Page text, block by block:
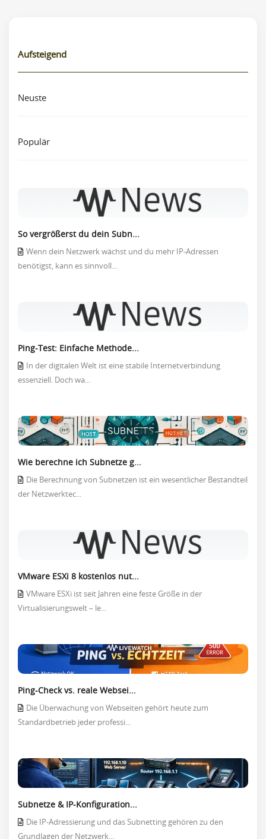
Aufsteigend
Neuste
Populär
So vergrößerst du dein Subn...
Wenn dein Netzwerk wächst und du mehr IP-Adressen
benötigst, kann es sinnvoll...
Ping-Test: Einfache Methode...
In der digitalen Welt ist eine stabile Internetverbindung
essenziell. Doch wa...
Wie berechne ich Subnetze g...
Die Berechnung von Subnetzen ist ein wesentlicher Bestandteil
der Netzwerktec...
VMware ESXi 8 kostenlos nut...
VMware ESXi ist seit Jahren eine feste Größe in der
Virtualisierungswelt – le...
Ping-Check vs. reale Websei...
Die Überwachung von Webseiten gehört heute zum
Standardbetrieb jeder professi...
Subnetze & IP-Konfiguration...
Die IP-Adressierung und das Subnetting gehören zu den
Grundlagen der Netzwerk...